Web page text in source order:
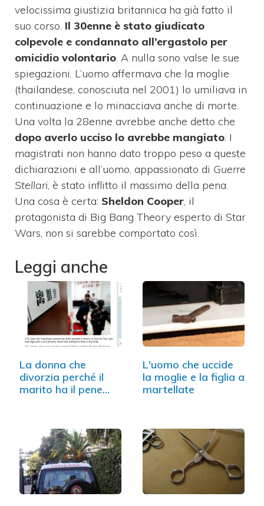
velocissima giustizia britannica ha già fatto il
suo corso. Il 30enne è stato giudicato
colpevole e condannato all’ergastolo per
omicidio volontario. A nulla sono valse le sue
spiegazioni. L’uomo affermava che la moglie
(thailandese, conosciuta nel 2001) lo umiliava in
continuazione e lo minacciava anche di morte.
Una volta la 28enne avrebbe anche detto che
dopo averlo ucciso lo avrebbe mangiato. I
magistrati non hanno dato troppo peso a queste
dichiarazioni e all’uomo, appassionato di Guerre
Stellari, è stato inflitto il massimo della pena.
Una cosa è certa: Sheldon Cooper, il
protagonista di Big Bang Theory esperto di Star
Wars, non si sarebbe comportato così.
Leggi anche
La donna che
divorzia perché il
marito ha il pene
L'uomo che uccide
la moglie e la figlia a
martellate